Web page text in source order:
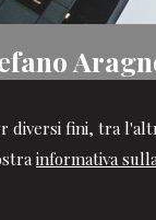
diversi fini, tra
informativa
5 -Savigliano
0172.22314/5Fax